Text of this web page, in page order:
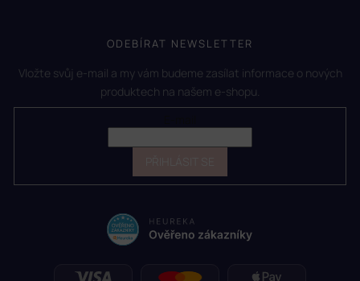
ODEBÍRAT NEWSLETTER
Vložte svůj e-mail a my vám budeme zasílat informace o nových
produktech na našem e-shopu.